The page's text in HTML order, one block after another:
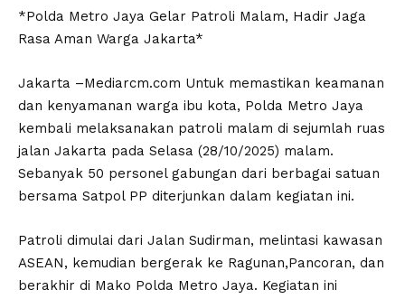
*Polda Metro Jaya Gelar Patroli Malam, Hadir Jaga
Rasa Aman Warga Jakarta*
Jakarta –Mediarcm.com Untuk memastikan keamanan
dan kenyamanan warga ibu kota, Polda Metro Jaya
kembali melaksanakan patroli malam di sejumlah ruas
jalan Jakarta pada Selasa (28/10/2025) malam.
Sebanyak 50 personel gabungan dari berbagai satuan
bersama Satpol PP diterjunkan dalam kegiatan ini.
Patroli dimulai dari Jalan Sudirman, melintasi kawasan
ASEAN, kemudian bergerak ke Ragunan,Pancoran, dan
berakhir di Mako Polda Metro Jaya. Kegiatan ini